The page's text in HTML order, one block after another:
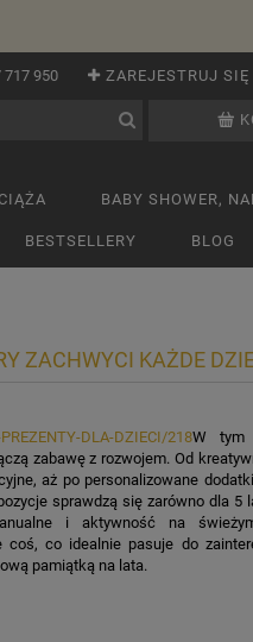
ZAREJESTRUJ SIĘ
717 950
CIĄŻA BABY SHOWER,
BESTSELLERY BLOG
ZACHWYCI KAŻDE
DLA-DZIECI/218W tym
zabawę z rozwojem. Od
aż po personalizowane
sprawdzą się zarówno dla 5
i aktywność na
coś, co idealnie pasuje do
pamiątką na lata.